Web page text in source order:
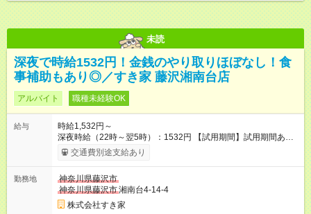
未読
深夜で時給1532円！金銭のやり取りほぼなし！食
事補助もあり◎／すき家 藤沢湘南台店
アルバイト 職種未経験OK
給与
時給1,532円～
深夜時給（22時～翌5時）：1532円 【試用期間】試用期間あり
試用期間の長さ：1ヶ月 雇用形態、給与は本採用時と同じです。
試用期間の実態は30日（※条件変更なし）ですが、切り上げで
同時給）
交通費別途支給あり
勤務地
神奈川県藤沢市
神奈川県藤沢市湘南台4-14-4
株式会社すき家